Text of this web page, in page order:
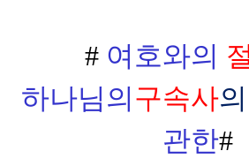
# 여호와의
하나님의 구속사의
관한#